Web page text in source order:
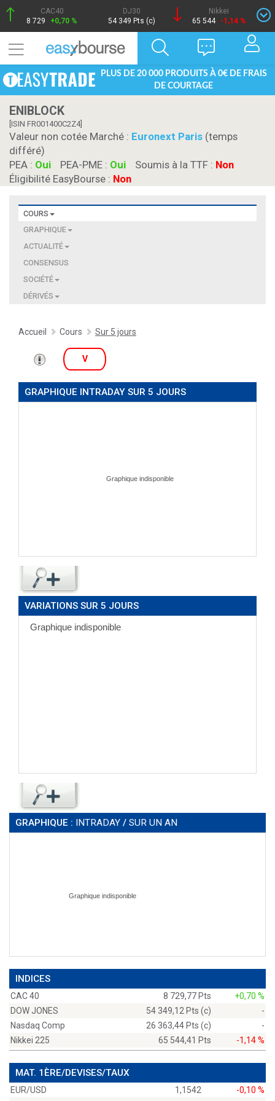
CAC40
8 729
+0,70 %
DJ30
54 349 Pts (c)
Nikkei
65 544 -1,14 %
PLUS DE 20 000 PRODUITS À 0€ DE FRAIS
DE COURTAGE
ENIBLOCK
[ISIN FR001400C2Z4]
Valeur non cotée Marché : Euronext Paris (temps
différé)
PEA : Oui PEA-PME : Oui Soumis à la TTF : Non
Éligibilité EasyBourse : Non
COURS
GRAPHIQUE
ACTUALITÉ
CONSENSUS
SOCIÉTÉ
DÉRIVÉS
Accueil Cours Sur 5 jours
V
GRAPHIQUE INTRADAY SUR 5 JOURS
VARIATIONS SUR 5 JOURS
GRAPHIQUE : INTRADAY / SUR UN AN
INDICES
CAC 40 8 729,77 Pts
+0,70 %
DOW JONES
54 349,12 Pts (c)
-
Nasdaq Comp
26 363,44 Pts (c)
-
Nikkei 225
65 544,41 Pts -1,14 %
MAT. 1ÈRE/DEVISES/TAUX
EUR/USD 1,1542
-0,10 %